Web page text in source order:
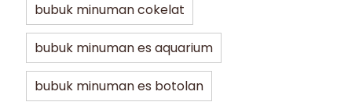
bubuk minuman cokelat
bubuk minuman es aquarium
bubuk minuman es botolan